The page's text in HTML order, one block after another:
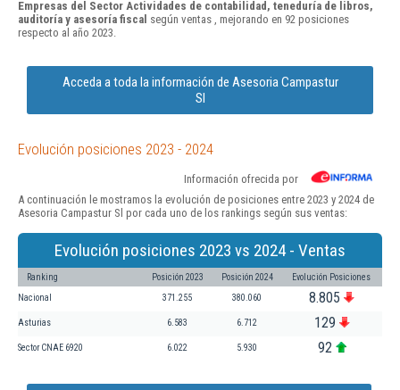
Empresas del Sector Actividades de contabilidad, teneduría de libros,
auditoría y asesoría fiscal según ventas , mejorando en 92 posiciones
respecto al año 2023.
Acceda a toda la información de Asesoria Campastur
Sl
Evolución posiciones 2023 - 2024
Información ofrecida por
A continuación le mostramos la evolución de posiciones entre 2023 y 2024 de
Asesoria Campastur Sl por cada uno de los rankings según sus ventas:
Evolución posiciones 2023 vs 2024 - Ventas
Ranking Posición 2023 Posición 2024 Evolución Posiciones
Nacional 371.255 380.060 8.805
Asturias 6.583 6.712 129
Sector CNAE 6920 6.022 5.930 92